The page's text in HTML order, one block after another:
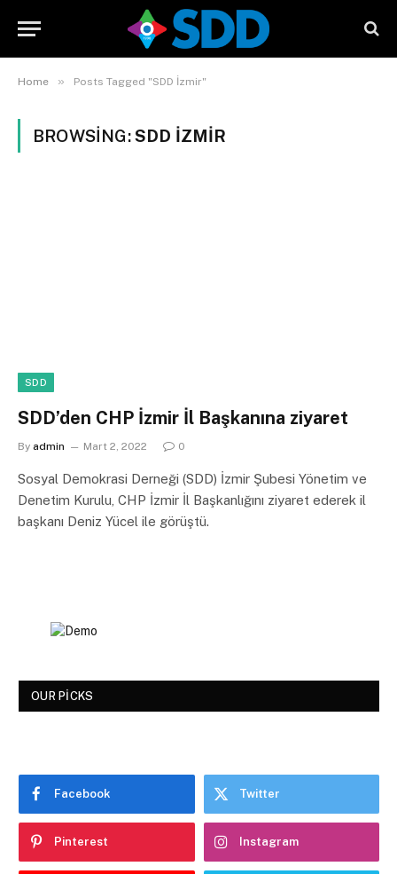
Home » Posts Tagged "SDD İzmir"
BROWSING:SDD İZMIR
SDD
SDD’den CHP İzmir İl Başkanına ziyaret
By admin Mart 2, 2022 0
Sosyal Demokrasi Derneği (SDD) İzmir Şubesi Yönetim ve
Denetim Kurulu, CHP İzmir İl Başkanlığını ziyaret ederek il
başkanı Deniz Yücel ile görüştü.
OUR PICKS
Facebook Twitter
Pinterest Instagram